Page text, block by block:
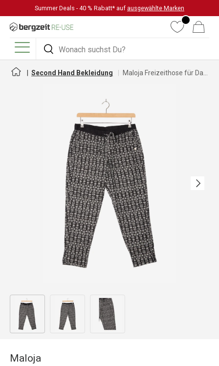
DIREKT ZUM INHALT
Summer Deals - 40 % Rabatt* auf ausgewählte Marken
Suchen
Suchen
WunschlisteWarenkorb
Menü
Second Hand Bekleidung
Nächste
Bild 1 in Galerieansicht laden
Maloja